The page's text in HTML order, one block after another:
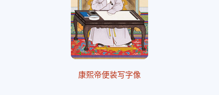
康熙帝便装写字像